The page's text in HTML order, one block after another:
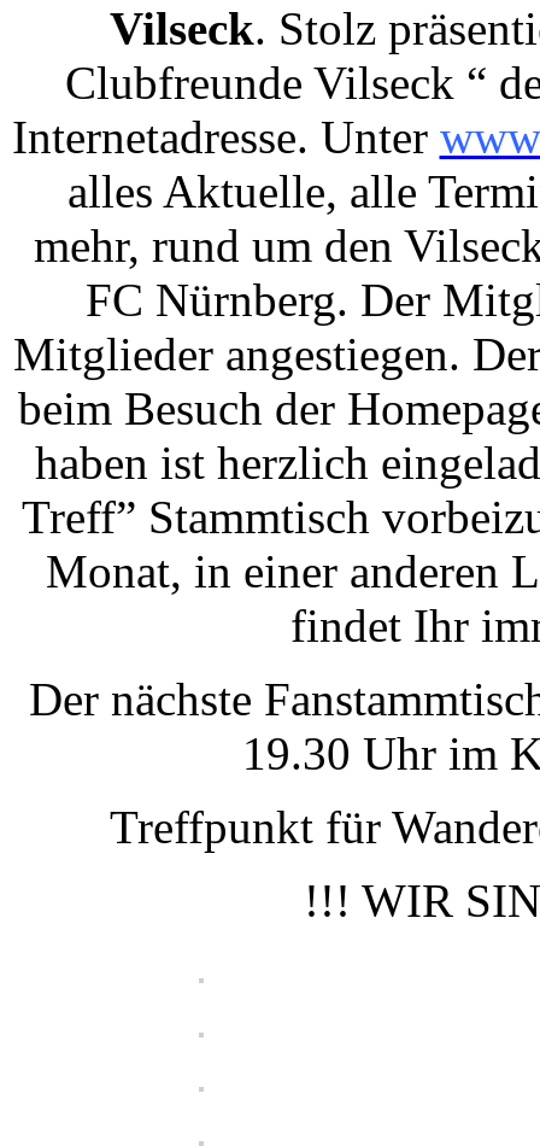
Vilseck. Stolz
Clubfreunde Vilseck “
Internetadresse. Unter
alles Aktuelle, alle
mehr, rund um den
FC Nürnberg. Der
Mitglieder angestiegen.
beim Besuch der
haben ist herzlich
Treff” Stammtisch
Monat, in einer anderen
findet Ihr
Der nächste
19.30 Uhr im
Treffpunkt für
!!! WIR